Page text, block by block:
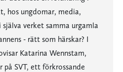
hos ungdomar, media,
verket samma urgamla
- rätt som härskar? I
Katarina Wennstam,
SVT, ett förkrossande